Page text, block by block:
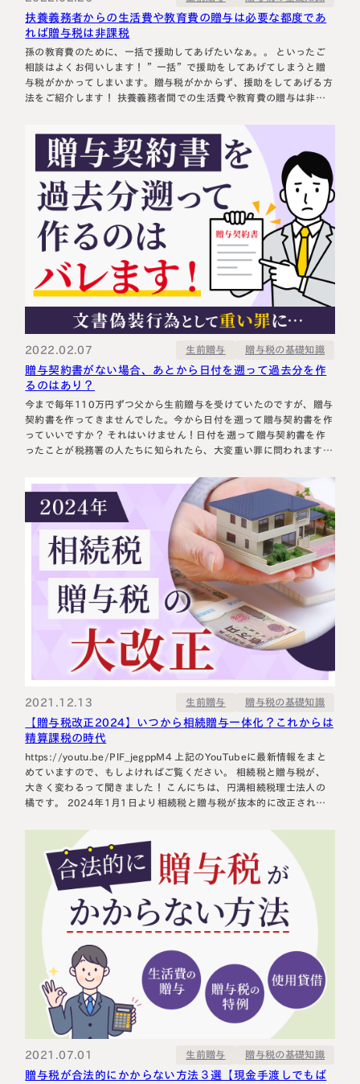
扶養義務者からの生活費や教育費の贈与は必要な都度であ
れば贈与税は非課税
孫の教育費のために、一括で援助してあげたいなぁ。。 といったご
相談はよくお伺いします！ ”一括”で援助をしてあげてしまうと贈
与税がかかってしまいます。贈与税がかからず、援助をしてあげる方
法をご紹介します！ 扶養義務者間での生活費や教育費の贈与は非課
し、いくつか贈与をしても贈与税がかからない（非課税）財産があり
ます。 扶養義…
2022.02.07 生前贈与 贈与税の基礎知識
贈与契約書がない場合、あとから日付を遡って過去分を作
るのはあり？
今まで毎年110万円ずつ父から生前贈与を受けていたのですが、贈与
契約書を作ってきませんでした。今から日付を遡って贈与契約書を作
っていいですか？ それはいけません！日付を遡って贈与契約書を作
ったことが税務署の人たちに知られたら、大変重い罪に問われますよ
きた私が、贈与契約書の遡りについて解説します。 最後までお読み
いただければ、過去…
2021.12.13 生前贈与 贈与税の基礎知識
【贈与税改正2024】いつから相続贈与一体化？これからは
精算課税の時代
https://youtu.be/PlF_jegppM4 上記のYouTubeに最新情報をまと
めていますので、もしよければご覧ください。 相続税と贈与税が、
大きく変わるって聞きました！ こんにちは、円満相続税理士法人の
橘です。 2024年1月1日より相続税と贈与税が抜本的に改正されま
先にお伝えすると、 暦年課税は3年内加算から7年内加算へ(2024年
1月1日以降の贈…
2021.07.01 生前贈与 贈与税の基礎知識
贈与税が合法的にかからない方法３選【現金手渡しでもば